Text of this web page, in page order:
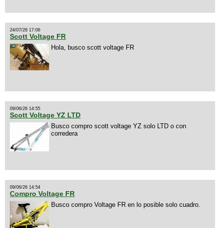
24/07/26 17:06
Scott Voltage FR
Hola, busco scott voltage FR
09/06/26 14:55
Scott Voltage YZ LTD
Busco compro scott voltage YZ solo LTD o con
corredera
09/06/26 14:54
Compro Voltage FR
Busco compro Voltage FR en lo posible solo cuadro.